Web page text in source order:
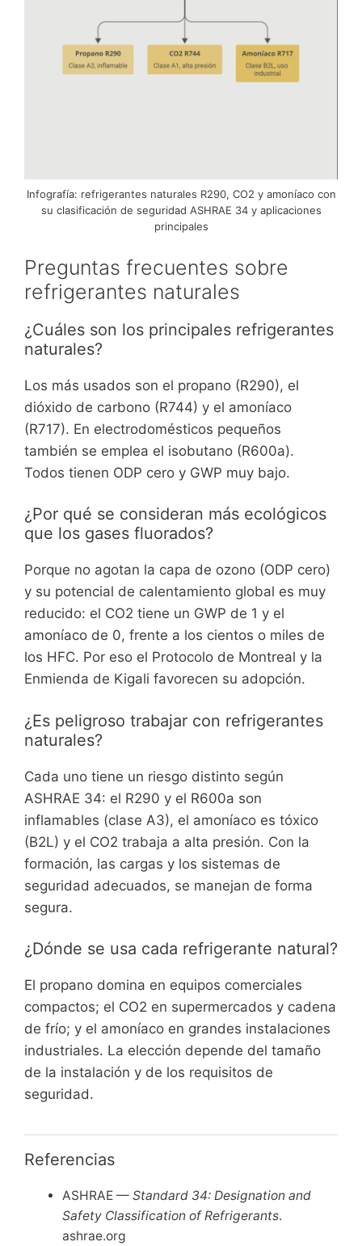
Infografía: refrigerantes naturales R290, CO2 y amoníaco con
su clasificación de seguridad ASHRAE 34 y aplicaciones
principales
Preguntas frecuentes sobre
refrigerantes naturales
¿Cuáles son los principales refrigerantes
naturales?
Los más usados son el propano (R290), el
dióxido de carbono (R744) y el amoníaco
(R717). En electrodomésticos pequeños
también se emplea el isobutano (R600a).
Todos tienen ODP cero y GWP muy bajo.
¿Por qué se consideran más ecológicos
que los gases fluorados?
Porque no agotan la capa de ozono (ODP cero)
y su potencial de calentamiento global es muy
reducido: el CO2 tiene un GWP de 1 y el
amoníaco de 0, frente a los cientos o miles de
los HFC. Por eso el Protocolo de Montreal y la
Enmienda de Kigali favorecen su adopción.
¿Es peligroso trabajar con refrigerantes
naturales?
Cada uno tiene un riesgo distinto según
ASHRAE 34: el R290 y el R600a son
inflamables (clase A3), el amoníaco es tóxico
(B2L) y el CO2 trabaja a alta presión. Con la
formación, las cargas y los sistemas de
seguridad adecuados, se manejan de forma
segura.
¿Dónde se usa cada refrigerante natural?
El propano domina en equipos comerciales
compactos; el CO2 en supermercados y cadena
de frío; y el amoníaco en grandes instalaciones
industriales. La elección depende del tamaño
de la instalación y de los requisitos de
seguridad.
Referencias
ASHRAE — Standard 34: Designation and
Safety Classification of Refrigerants.
ashrae.org